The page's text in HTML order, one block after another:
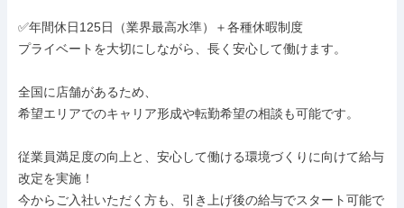
✅年間休日125日（業界最高水準）＋各種休暇制度
プライベートを大切にしながら、長く安心して働けます。
全国に店舗があるため、
希望エリアでのキャリア形成や転勤希望の相談も可能です。
従業員満足度の向上と、安心して働ける環境づくりに向けて給与
改定を実施！
今からご入社いただく方も、引き上げ後の給与でスタート可能で